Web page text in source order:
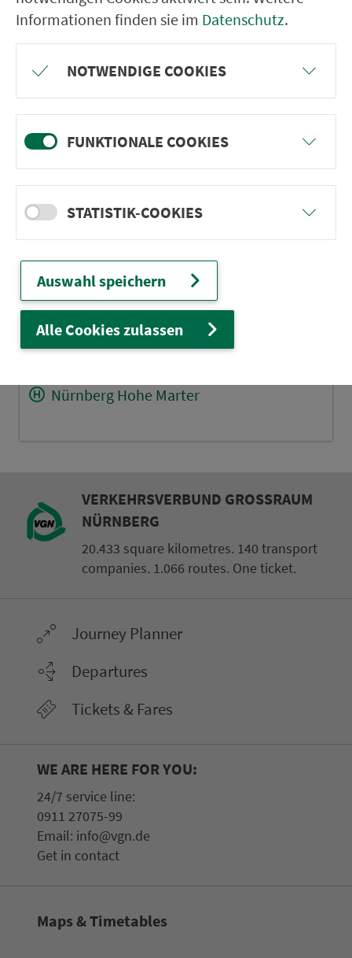
Nürnberg Ziegelstein
Nürnberg, Nordostbahnhof
Nürnberg Schoppershof
Nürnberg Rennweg
Nürnberg Rathenauplatz
Nürnberg Hbf
Nürnberg Plärrer
Nürnberg Rothenburger Str.
Nürnberg St. Leonhard
Nürnberg Hohe Marter
VER­KEHRS­VER­BUND GROSS­RAUM N
ÜRN­BERG
20.433 square kilometres. 140 transport
companies. 1.066 routes. One ticket.
Journey Planner
Departures
Tickets & Fares
WE ARE HERE FOR YOU:
24/7 service line:
0911 27075-99
Email: info@vgn.de
Get in contact
Maps & Timetables
Informationen finden sie im Datenschutz.
NOTWENDIGE COOKIES
FUNKTIONALE COOKIES
STATISTIK-COOKIES
Auswahl speichern
Alle Cookies zulassen